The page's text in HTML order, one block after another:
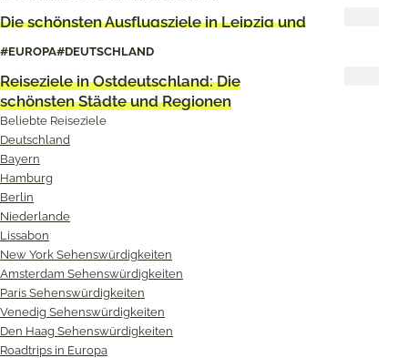
Die schönsten Ausflugsziele in Leipzig und
#EUROPA#DEUTSCHLAND
Reiseziele in Ostdeutschland: Die
schönsten Städte und Regionen
Beliebte Reiseziele
Deutschland
Bayern
Hamburg
Berlin
Niederlande
Lissabon
New York Sehenswürdigkeiten
Amsterdam Sehenswürdigkeiten
Paris Sehenswürdigkeiten
Venedig Sehenswürdigkeiten
Den Haag Sehenswürdigkeiten
Roadtrips in Europa